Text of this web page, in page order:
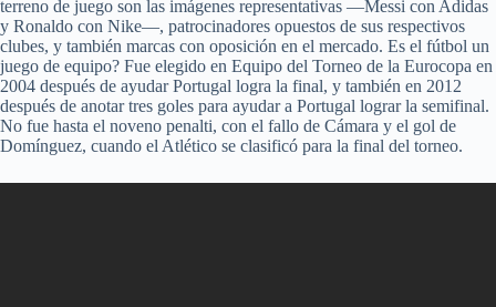
terreno de juego son las imágenes representativas —Messi con Adidas
y Ronaldo con Nike—, patrocinadores opuestos de sus respectivos
clubes, y también marcas con oposición en el mercado. Es el fútbol un
juego de equipo? Fue elegido en Equipo del Torneo de la Eurocopa en
2004 después de ayudar Portugal logra la final, y también en 2012
después de anotar tres goles para ayudar a Portugal lograr la semifinal.
No fue hasta el noveno penalti, con el fallo de Cámara y el gol de
Domínguez, cuando el Atlético se clasificó para la final del torneo.